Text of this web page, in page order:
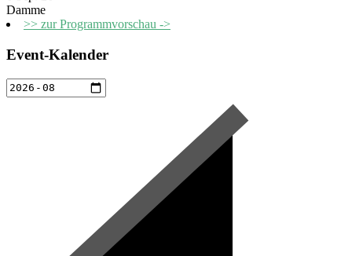
Damme
>> zur Programmvorschau ->
Event-Kalender